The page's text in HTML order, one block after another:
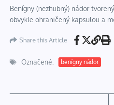
Benígny (nezhubný) nádor
obvykle ohraničený kapsulou a
Share this Article
Označené: benígny nádor